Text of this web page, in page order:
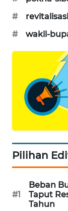
#
#
wakil-
Pilihan
#1
Beban
Taput
Tahun
Media
Group
NEWS
WAHANA
TANI
WAHANA
WAHANA
WAHANA
KONSUMEN